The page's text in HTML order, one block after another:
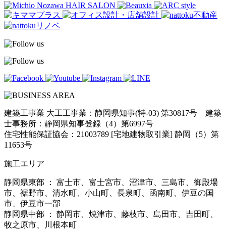
建築工事業 大工工事業：静岡県知事(特-03) 第30817号 建築
士事務所：静岡県知事登録（4）第6997号
住宅性能保証協会：21003789 [宅地建物取引業] 静岡（5）第
11653号
施工エリア
静岡県東部 ： 富士市、富士宮市、沼津市、三島市、御殿場
市、裾野市、清水町、小山町、長泉町、函南町、伊豆の国
市、伊豆市一部
静岡県中部 ： 静岡市、焼津市、藤枝市、島田市、吉田町、
牧之原市、川根本町